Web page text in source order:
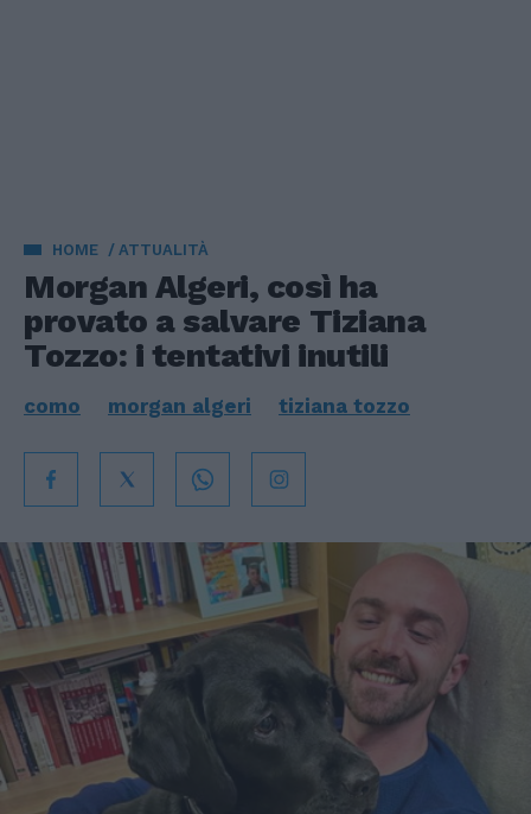
HOME ATTUALITÀ
Morgan Algeri, così ha
provato a salvare Tiziana
Tozzo: i tentativi inutili
como morgan algeri tiziana tozzo